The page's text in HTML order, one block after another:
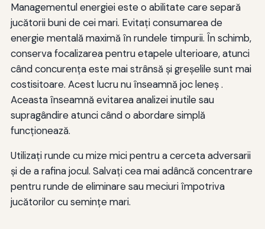
Managementul energiei este o abilitate care separă
jucătorii buni de cei mari. Evitați consumarea de
energie mentală maximă în rundele timpurii. În schimb,
conserva focalizarea pentru etapele ulterioare, atunci
când concurența este mai strânsă și greșelile sunt mai
costisitoare. Acest lucru nu înseamnă joc leneș .
Aceasta înseamnă evitarea analizei inutile sau
supragândire atunci când o abordare simplă
funcționează.
Utilizați runde cu mize mici pentru a cerceta adversarii
și de a rafina jocul. Salvați cea mai adâncă concentrare
pentru runde de eliminare sau meciuri împotriva
jucătorilor cu semințe mari.